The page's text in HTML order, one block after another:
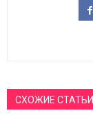
СХОЖИЕ СТАТЬИ